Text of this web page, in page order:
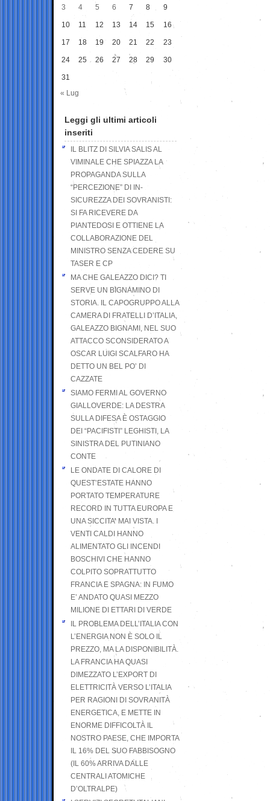
3 4 5 6 7 8 9
10 11 12 13 14 15 16
17 18 19 20 21 22 23
24 25 26 27 28 29 30
31
« Lug
Leggi gli ultimi articoli
inseriti
IL BLITZ DI SILVIA SALIS AL
VIMINALE CHE SPIAZZA LA
PROPAGANDA SULLA
“PERCEZIONE” DI IN-
SICUREZZA DEI SOVRANISTI:
SI FA RICEVERE DA
PIANTEDOSI E OTTIENE LA
COLLABORAZIONE DEL
MINISTRO SENZA CEDERE SU
TASER E CP
MA CHE GALEAZZO DICI? TI
SERVE UN BIGNAMINO DI
STORIA. IL CAPOGRUPPO ALLA
CAMERA DI FRATELLI D’ITALIA,
GALEAZZO BIGNAMI, NEL SUO
ATTACCO SCONSIDERATO A
OSCAR LUIGI SCALFARO HA
DETTO UN BEL PO’ DI
CAZZATE
SIAMO FERMI AL GOVERNO
GIALLOVERDE: LA DESTRA
SULLA DIFESA È OSTAGGIO
DEI “PACIFISTI” LEGHISTI, LA
SINISTRA DEL PUTINIANO
CONTE
LE ONDATE DI CALORE DI
QUEST’ESTATE HANNO
PORTATO TEMPERATURE
RECORD IN TUTTA EUROPA E
UNA SICCITA’ MAI VISTA. I
VENTI CALDI HANNO
ALIMENTATO GLI INCENDI
BOSCHIVI CHE HANNO
COLPITO SOPRATTUTTO
FRANCIA E SPAGNA: IN FUMO
E’ ANDATO QUASI MEZZO
MILIONE DI ETTARI DI VERDE
IL PROBLEMA DELL’ITALIA CON
L’ENERGIA NON È SOLO IL
PREZZO, MA LA DISPONIBILITÀ.
LA FRANCIA HA QUASI
DIMEZZATO L’EXPORT DI
ELETTRICITÀ VERSO L’ITALIA
PER RAGIONI DI SOVRANITÀ
ENERGETICA, E METTE IN
ENORME DIFFICOLTÀ IL
NOSTRO PAESE, CHE IMPORTA
IL 16% DEL SUO FABBISOGNO
(IL 60% ARRIVA DALLE
CENTRALI ATOMICHE
D’OLTRALPE)